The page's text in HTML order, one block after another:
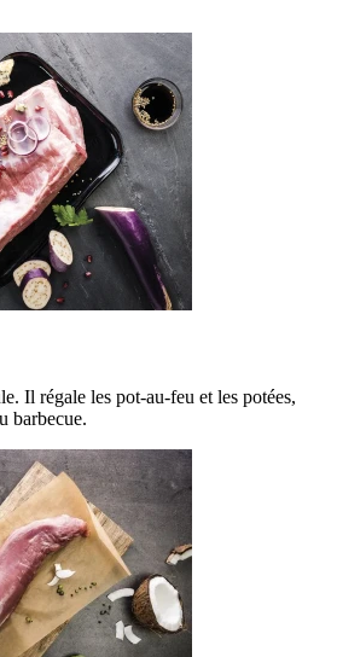
Il régale les pot-au-feu et les potées,
barbecue.